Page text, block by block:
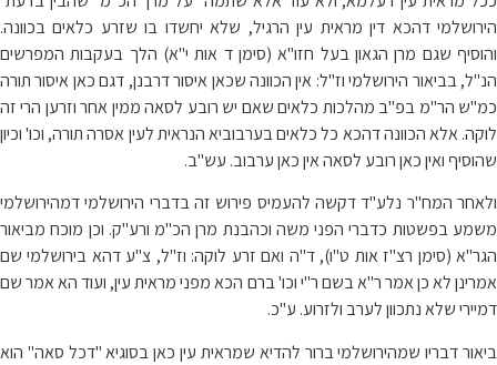
הירושלמי דהכא דין מראית עין הרגיל, שלא יחשדו בו שזרע כלאים בכוונה.
והוסיף שגם מרן הגאון בעל חזו"א (סימן ד אות י"א) הלך בעקבות המפרשים
הנ"ל, בביאור הירושלמי וז"ל: אין הכוונה שכאן איסור דרבנן, דגם כאן איסור תורה
כמ"ש הר"מ בפ"ב מהלכות כלאים שאם יש רובע לסאה ממין אחר וזרען הרי זה
לוקה. אלא הכוונה דהכא כל כלאים בערבוביא הנראית לעין אסרה תורה, וכו' וכיון
שהוסיף ואין כאן רובע לסאה אין כאן ערבוב. עש"ב.
ולאחר המח"ר נלע"ד דקשה להעמיס פירוש זה בדברי הירושלמי דמהירושלמי
משמע בפשטות כדברי הפני משה וכהבנת מרן הכ"מ ורע"ק. וכן מוכח מביאור
הגר"א (סימן רצ"ז אות ט"ו), ד"ה ואם זרע לוקה: וז"ל, צ"ע דהא בירושלמי שם
אמרינן לא כן אמר ר"א בשם ר"י וכו' ברם הכא מפני מראית עין, ועוד הא אמר שם
דמיירי שלא נתכוון לערב ולזרוע. ע"כ.
ביאור דבריו שמהירושלמי ברור להדיא שמראית עין כאן בסוגיא "דכל סאה" הוא